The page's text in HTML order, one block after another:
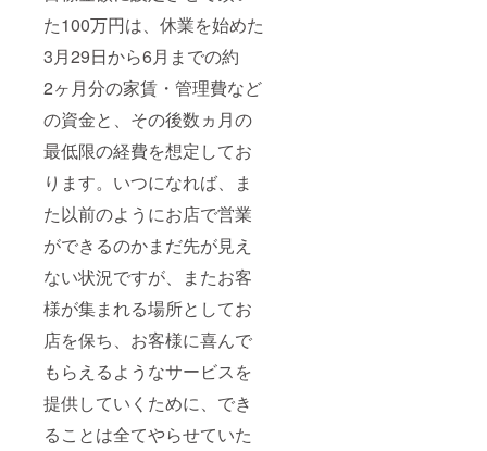
た100万円は、休業を始めた
3月29日から6月までの約
2ヶ月分の家賃・管理費など
の資金と、その後数ヵ月の
最低限の経費を想定してお
ります。いつになれば、ま
た以前のようにお店で営業
ができるのかまだ先が見え
ない状況ですが、またお客
様が集まれる場所としてお
店を保ち、お客様に喜んで
もらえるようなサービスを
提供していくために、でき
ることは全てやらせていた